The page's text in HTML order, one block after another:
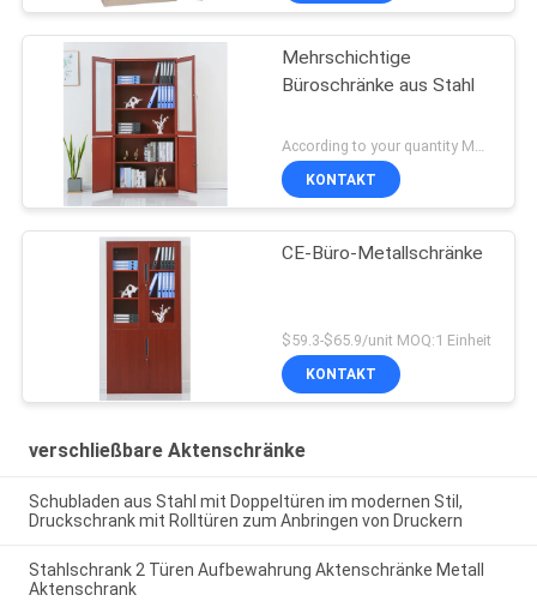
Mehrschichtige
Büroschränke aus Stahl
KONTAKT
CE-Büro-Metallschränke
$59.3-$65.9/unit MOQ:1 Einheit
KONTAKT
verschließbare Aktenschränke
Schubladen aus Stahl mit Doppeltüren im modernen Stil,
Druckschrank mit Rolltüren zum Anbringen von Druckern
Stahlschrank 2 Türen Aufbewahrung Aktenschränke Metall
Aktenschrank